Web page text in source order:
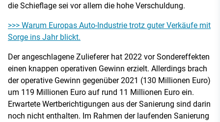
die Schieflage sei vor allem die hohe Verschuldung.
>>> Warum Europas Auto-Industrie trotz guter Verkäufe mit
Sorge ins Jahr blickt.
Der angeschlagene Zulieferer hat 2022 vor Sondereffekten
einen knappen operativen Gewinn erzielt. Allerdings brach
der operative Gewinn gegenüber 2021 (130 Millionen Euro)
um 119 Millionen Euro auf rund 11 Millionen Euro ein.
Erwartete Wertberichtigungen aus der Sanierung sind darin
noch nicht enthalten. Im Rahmen der laufenden Sanierung